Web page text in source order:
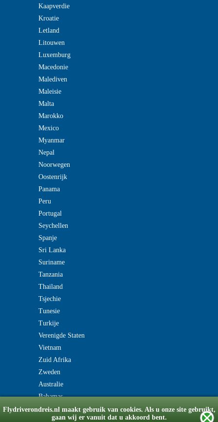
Flydriverondreis.nl maakt gebruik van cookies. Als u onze site gebruikt,
gaan wij er vanuit dat u akkoord bent.
Kaapverdie
Kroatie
Letland
Litouwen
Luxemburg
Macedonie
Malediven
Maleisie
Malta
Marokko
Mexico
Myanmar
Nepal
Noorwegen
Oostenrijk
Panama
Peru
Portugal
Seychellen
Spanje
Sri Lanka
Suriname
Tanzania
Thailand
Tsjechie
Tunesie
Turkije
Verenigde Staten
Vietnam
Zuid Afrika
Zweden
Australie
Bahamas